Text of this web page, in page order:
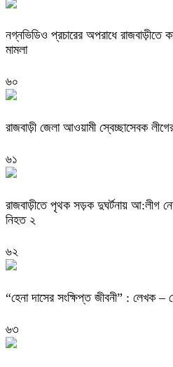
নগ্নভিডিও প্রচারের অপরাধে রাজবাড়ীতে
মামলা
৬০
রাজবাড়ী জেলা আওয়ামী স্বেচ্ছাসেবক
৬১
রাজবাড়ীতে পৃথক সড়ক দুঘর্টনায় আ:লীগ
নিহত ২
৬২
“হেনা দাসের সংক্ষিপ্ত জীবনী” : লেখক –
৬৩